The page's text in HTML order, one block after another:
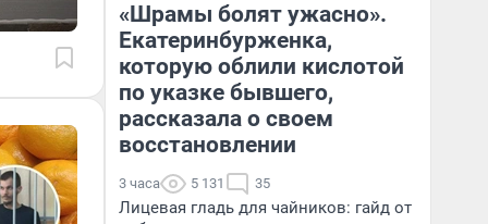
«Шрамы болят ужасно».
Екатеринбурженка,
которую облили кислотой
по указке бывшего,
рассказала о своем
восстановлении
3 часа 5 131 35
Лицевая гладь для чайников: гайд от